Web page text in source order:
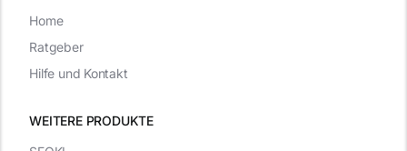
WEITERE PRODUKTE
Home
Ratgeber
Hilfe und Kontakt